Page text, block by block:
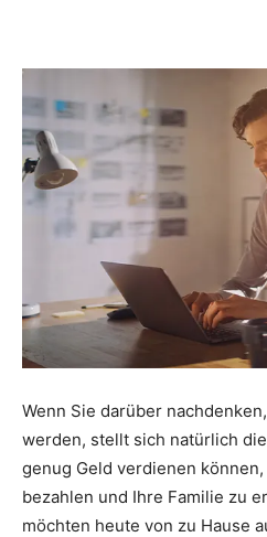
Wenn Sie darüber
werden, stellt sich natürlich
genug Geld verdienen
bezahlen und Ihre Familie zu
möchten heute von zu Hause